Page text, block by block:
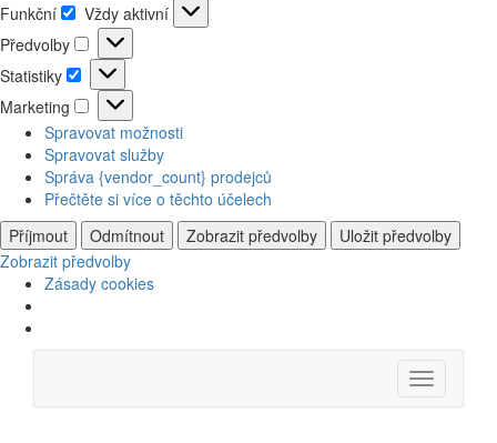
Funkční
Funkční
Vždy aktivní
Předvolby
Předvolby
Statistiky
Statistiky
Marketing
Marketing
Spravovat možnosti
Spravovat služby
Správa {vendor_count} prodejců
Přečtěte si více o těchto účelech
Příjmout
Odmítnout Zobrazit předvolby
Uložit předvolby
Zobrazit předvolby
Zásady cookies
content
Menu